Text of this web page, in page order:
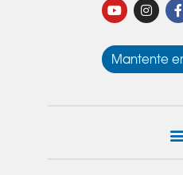
Mantente